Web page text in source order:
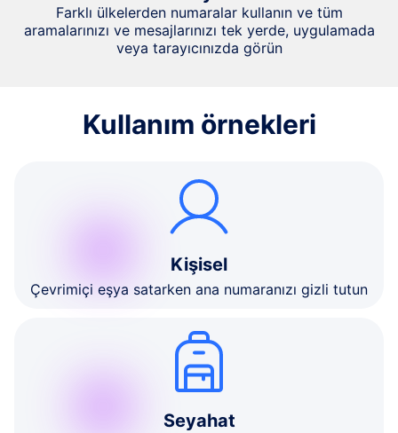
Farklı ülkelerden numaralar kullanın ve tüm
aramalarınızı ve mesajlarınızı tek yerde, uygulamada
veya tarayıcınızda görün
Kullanım örnekleri
Kişisel
Çevrimiçi eşya satarken ana numaranızı gizli tutun
Seyahat